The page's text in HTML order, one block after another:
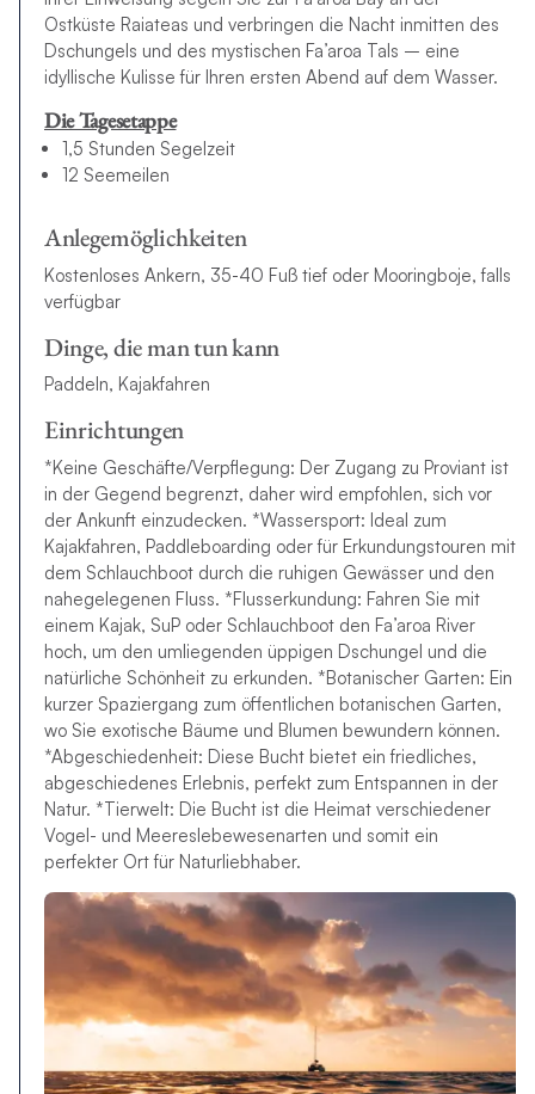
Ostküste Raiateas und verbringen die Nacht inmitten des
Dschungels und des mystischen Fa’aroa Tals – eine
idyllische Kulisse für Ihren ersten Abend auf dem Wasser.
Die Tagesetappe
1,5 Stunden Segelzeit
12 Seemeilen
Anlegemöglichkeiten
Kostenloses Ankern, 35-40 Fuß tief oder Mooringboje, falls
verfügbar
Dinge, die man tun kann
Paddeln, Kajakfahren
Einrichtungen
*Keine Geschäfte/Verpflegung: Der Zugang zu Proviant ist
in der Gegend begrenzt, daher wird empfohlen, sich vor
der Ankunft einzudecken. *Wassersport: Ideal zum
Kajakfahren, Paddleboarding oder für Erkundungstouren mit
dem Schlauchboot durch die ruhigen Gewässer und den
nahegelegenen Fluss. *Flusserkundung: Fahren Sie mit
einem Kajak, SuP oder Schlauchboot den Fa’aroa River
hoch, um den umliegenden üppigen Dschungel und die
natürliche Schönheit zu erkunden. *Botanischer Garten: Ein
kurzer Spaziergang zum öffentlichen botanischen Garten,
wo Sie exotische Bäume und Blumen bewundern können.
*Abgeschiedenheit: Diese Bucht bietet ein friedliches,
abgeschiedenes Erlebnis, perfekt zum Entspannen in der
Natur. *Tierwelt: Die Bucht ist die Heimat verschiedener
Vogel- und Meereslebewesenarten und somit ein
perfekter Ort für Naturliebhaber.